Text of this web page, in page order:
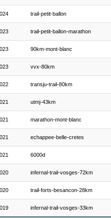
trail-petit-ballon
trail-petit-ballon-marathon
90km-mont-blanc
vvx-80km
transju-trail-80km
utmj-43km
marathon-mont-blanc
echappee-belle-cretes
6000d
infernal-trail-vosges-72km
trail-forts-besancon-28km
infernal-trail-vosges-33km